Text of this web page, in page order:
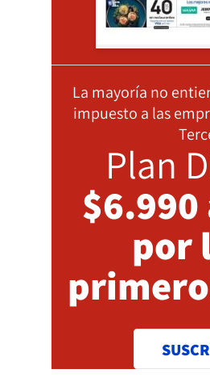
La mayoría no
impuesto a las
Plan
por